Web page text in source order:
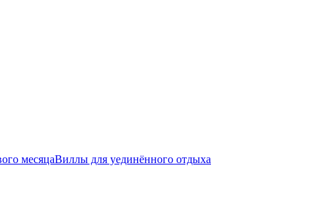
месяцаВиллы для уединённого отдыха